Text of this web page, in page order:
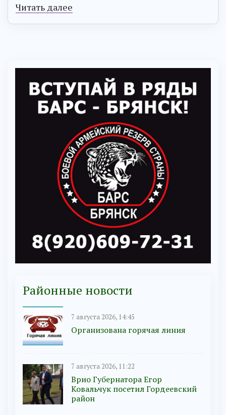
Читать далее
Районные новости
7 августа 2026, 14:45
Организована горячая линия
7 августа 2026, 11:22
Врио Губернатора Егор
Ковальчук посетил Гордеевский
район